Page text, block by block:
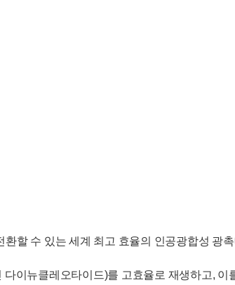
할 수 있는 세계 최고 효율의 인공광합성 광
이뉴클레오타이드)를 고효율로 재생하고,